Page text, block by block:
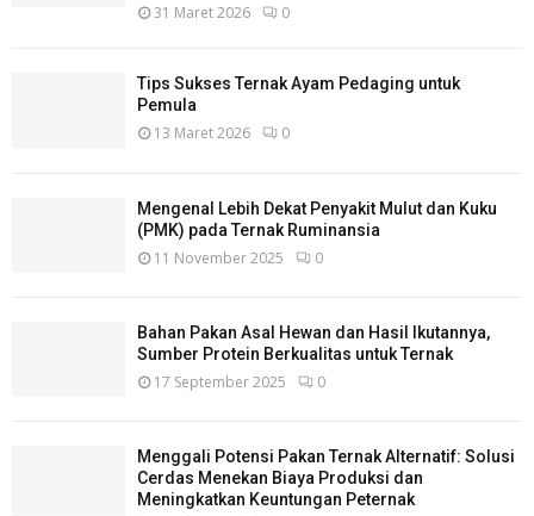
31 Maret 2026 0
Tips Sukses Ternak Ayam Pedaging untuk
Pemula
13 Maret 2026 0
Mengenal Lebih Dekat Penyakit Mulut dan Kuku
(PMK) pada Ternak Ruminansia
11 November 2025 0
Bahan Pakan Asal Hewan dan Hasil Ikutannya,
Sumber Protein Berkualitas untuk Ternak
17 September 2025 0
Menggali Potensi Pakan Ternak Alternatif: Solusi
Cerdas Menekan Biaya Produksi dan
Meningkatkan Keuntungan Peternak